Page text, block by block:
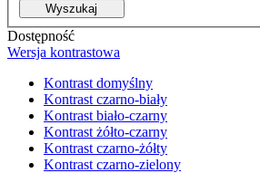
Wyszukaj
Dostępność
Wersja kontrastowa
Kontrast domyślny
Kontrast czarno-biały
Kontrast biało-czarny
Kontrast żółto-czarny
Kontrast czarno-żółty
Kontrast czarno-zielony